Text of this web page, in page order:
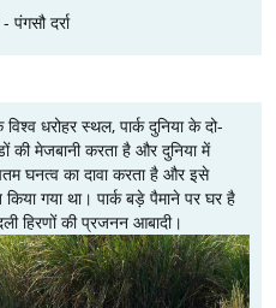
दर्रा
धरोहर स्थल, पार्क दुनिया के दो-
की मेजबानी करता है और दुनिया में
घनत्व का दावा करता है और इसे
किया गया था। पार्क बड़े पैमाने पर घर है
हिरणों की प्रजनन आबादी।